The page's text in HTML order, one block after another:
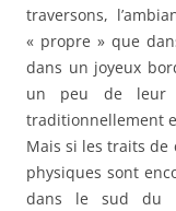
traversons,
« propre » que
dans un joyeux
un peu de leur
traditionnellement
Mais si les traits
physiques sont
dans le sud du